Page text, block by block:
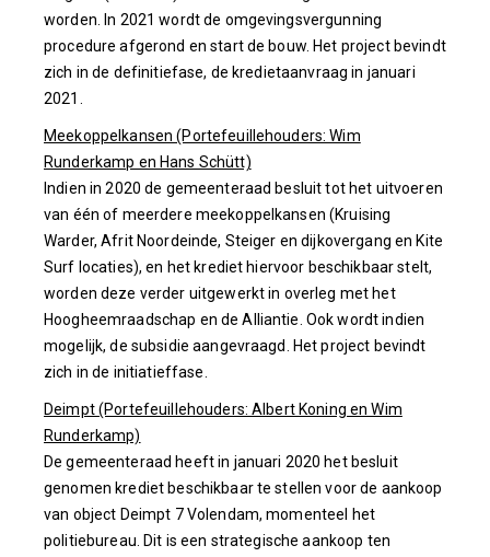
worden. In 2021 wordt de omgevingsvergunning
procedure afgerond en start de bouw. Het project bevindt
zich in de definitiefase, de kredietaanvraag in januari
2021.
Meekoppelkansen (Portefeuillehouders: Wim
Runderkamp en Hans Schütt)
Indien in 2020 de gemeenteraad besluit tot het uitvoeren
van één of meerdere meekoppelkansen (Kruising
Warder, Afrit Noordeinde, Steiger en dijkovergang en Kite
Surf locaties), en het krediet hiervoor beschikbaar stelt,
worden deze verder uitgewerkt in overleg met het
Hoogheemraadschap en de Alliantie. Ook wordt indien
mogelijk, de subsidie aangevraagd. Het project bevindt
zich in de initiatieffase.
Deimpt (Portefeuillehouders: Albert Koning en Wim
Runderkamp)
De gemeenteraad heeft in januari 2020 het besluit
genomen krediet beschikbaar te stellen voor de aankoop
van object Deimpt 7 Volendam, momenteel het
politiebureau. Dit is een strategische aankoop ten